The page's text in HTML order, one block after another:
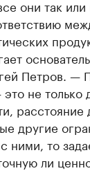
они так или
Петров. —
не только
расстояние
другие
ними, то
ли